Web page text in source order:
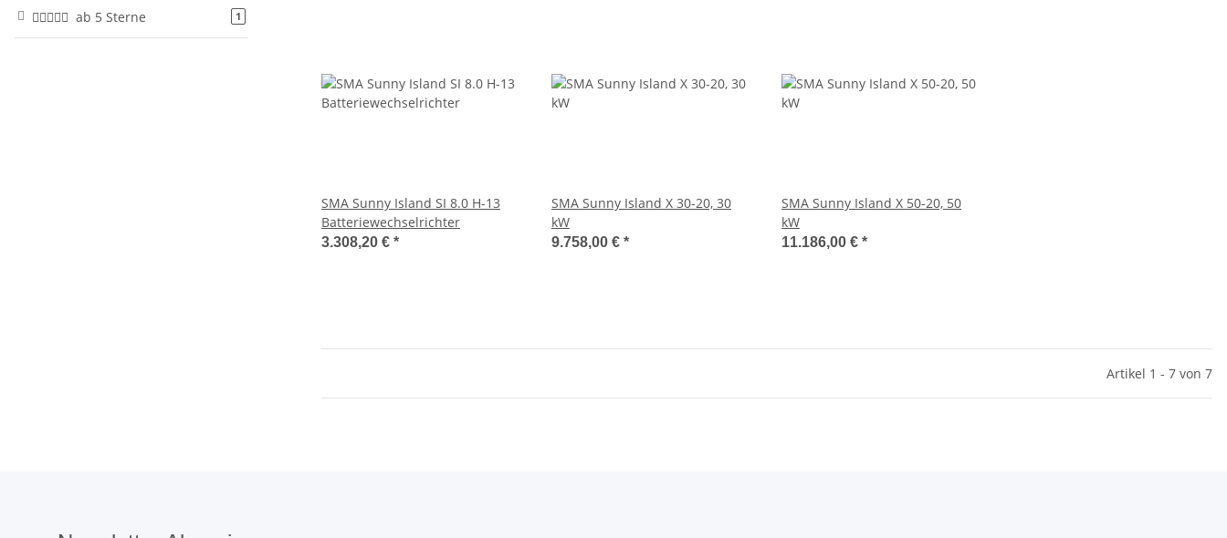
SMA Sunny Island SI 8.0 H-13
Batteriewechselrichter
3.308,20 € *
SMA Sunny Island X 30-20, 30
kW
9.758,00 € *
SMA Sunny Island X 50-20, 50
kW
11.186,00 € *
Artikel 1 - 7 von 7
ab 5 Sterne
1Artikel gefunden